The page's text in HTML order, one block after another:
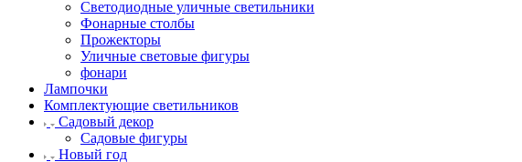
Светодиодные уличные светильники
Фонарные столбы
Прожекторы
Уличные световые фигуры
фонари
Лампочки
Комплектующие светильников
Садовый декор
Садовые фигуры
Новый год